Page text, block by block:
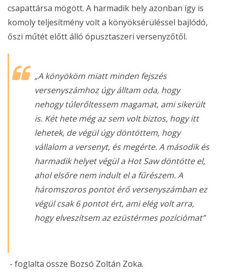
csapattársa mögött. A harmadik hely azonban így is
komoly teljesítmény volt a könyöksérüléssel bajlódó,
őszi műtét előtt álló ópusztaszeri versenyzőtől.
„A könyököm miatt minden fejszés
versenyszámhoz úgy álltam oda, hogy
nehogy túlerőltessem magamat, ami sikerült
is. Két hete még az sem volt biztos, hogy itt
lehetek, de végül úgy döntöttem, hogy
vállalom a versenyt, és megérte. A második és
harmadik helyet végül a Hot Saw döntötte el,
ahol elsőre nem indult el a fűrészem. A
háromszoros pontot érő versenyszámban ez
végül csak 6 pontot ért, ami elég volt arra,
hogy elveszítsem az ezüstérmes pozíciómat”
- foglalta össze Bozsó Zoltán Zoka.